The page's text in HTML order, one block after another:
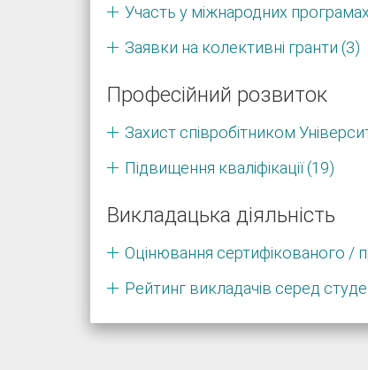
Участь у міжнародних
Заявки на колективні гранти (3)
Професійний розвиток
Захист співробітником
Підвищення кваліфікації (19)
Викладацька діяльність
Оцінювання сертифікованого /
Рейтинг викладачів серед